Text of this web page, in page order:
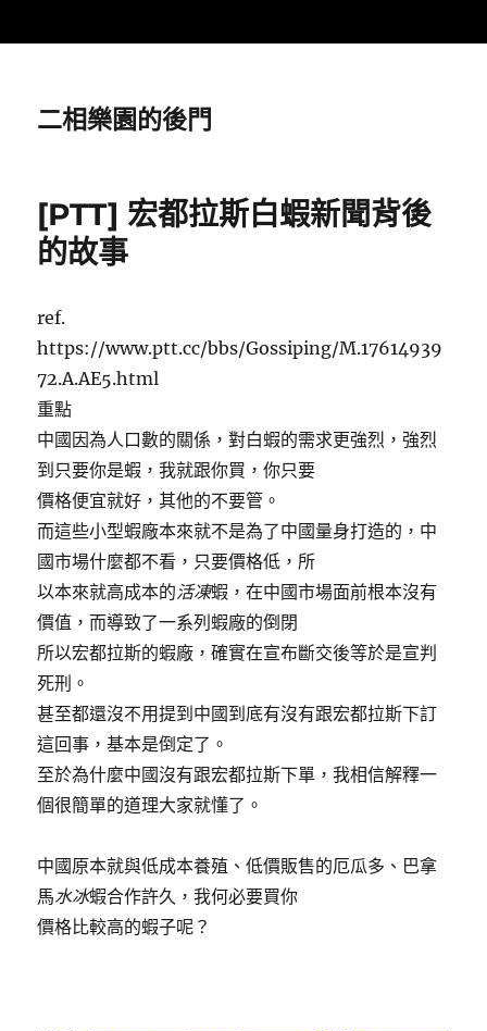
二相樂園的後門
[PTT] 宏都拉斯白蝦新聞背後
的故事
ref.
https://www.ptt.cc/bbs/Gossiping/M.17614939
72.A.AE5.html
重點
中國因為人口數的關係，對白蝦的需求更強烈，強烈
到只要你是蝦，我就跟你買，你只要
價格便宜就好，其他的不要管。
而這些小型蝦廠本來就不是為了中國量身打造的，中
國市場什麼都不看，只要價格低，所
以本來就高成本的活凍蝦，在中國市場面前根本沒有
價值，而導致了一系列蝦廠的倒閉
所以宏都拉斯的蝦廠，確實在宣布斷交後等於是宣判
死刑。
甚至都還沒不用提到中國到底有沒有跟宏都拉斯下訂
這回事，基本是倒定了。
至於為什麼中國沒有跟宏都拉斯下單，我相信解釋一
個很簡單的道理大家就懂了。
中國原本就與低成本養殖、低價販售的厄瓜多、巴拿
馬水冰蝦合作許久，我何必要買你
價格比較高的蝦子呢？